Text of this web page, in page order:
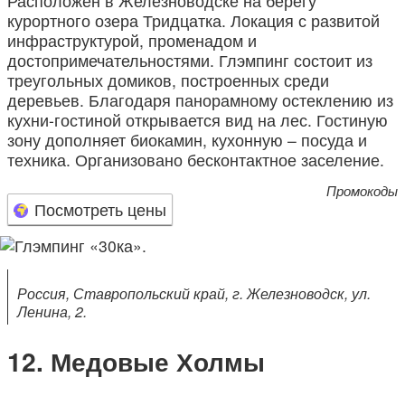
курортного озера Тридцатка. Локация с развитой
инфраструктурой, променадом и
достопримечательностями. Глэмпинг состоит из
треугольных домиков, построенных среди
деревьев. Благодаря панорамному остеклению из
кухни-гостиной открывается вид на лес. Гостиную
зону дополняет биокамин, кухонную – посуда и
техника. Организовано бесконтактное заселение.
Посмотреть цены
Промокоды
Россия, Ставропольский край, г. Железноводск, ул.
Ленина, 2.
Медовые Холмы